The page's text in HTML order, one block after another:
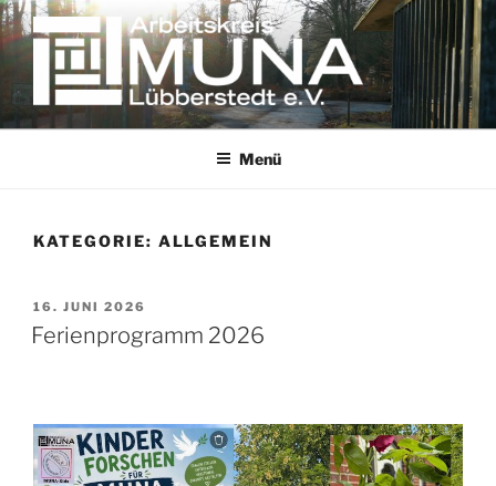
Zum
Inhalt
springen
Erinnern gegen das Vergessen
Menü
KATEGORIE: ALLGEMEIN
VERÖFFENTLICHT
AM
16. JUNI 2026
Ferienprogramm 2026